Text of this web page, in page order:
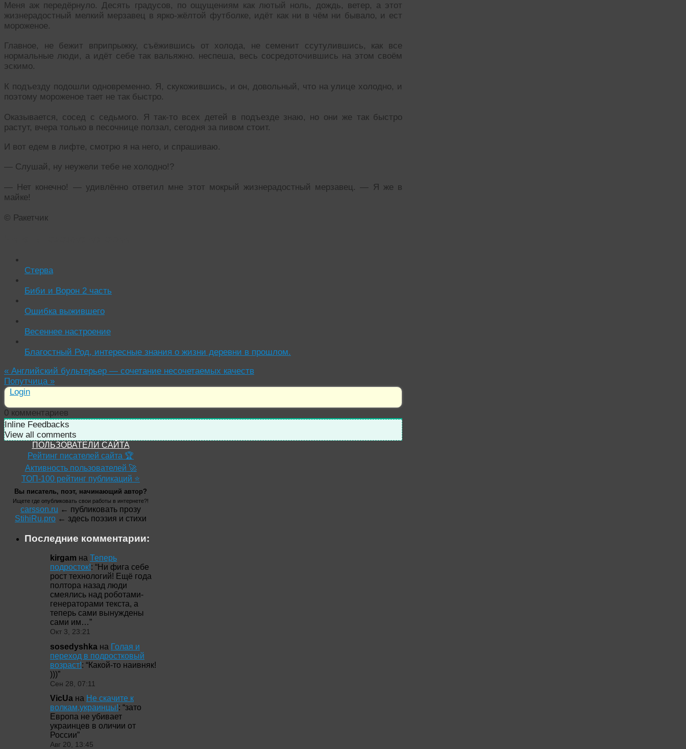
Меня аж передёрнуло. Десять градусов, по ощущениям как лютый ноль, дождь, ветер, а этот
жизнерадостный мелкий мерзавец в ярко-жёлтой футболке, идёт как ни в чём ни бывало, и ест
мороженое.
Главное, не бежит вприпрыжку, съёжившись от холода, не семенит ссутулившись, как все
нормальные люди, а идёт себе так вальяжно. неспеша, весь сосредоточившись на этом своём
эскимо.
К подъезду подошли одновременно. Я, скукожившись, и он, довольный, что на улице холодно, и
поэтому мороженое тает не так быстро.
Оказывается, сосед с седьмого. Я так-то всех детей в подъезде знаю, но они же так быстро
растут, вчера только в песочнице ползал, сегодня за пивом стоит.
И вот едем в лифте, смотрю я на него, и спрашиваю.
— Слушай, ну неужели тебе не холодно!?
— Нет конечно! — удивлённо ответил мне этот мокрый жизнерадостный мерзавец. — Я же в
майке!
© Ракетчик
Стерва
Биби и Ворон 2 часть
Ошибка выжившего
Весеннее настроение
Благостный Род, интересные знания о жизни деревни в прошлом.
« Английский бультерьер — сочетание несочетаемых качеств
Попутчица »
Login
0 комментариев
Inline Feedbacks
View all comments
ПОЛЬЗОВАТЕЛИ САЙТА
Рейтинг писателей сайта 🏆
Активность пользователей 🚀
ТОП-100 рейтинг публикаций ⭐
Вы писатель, поэт, начинающий автор?
Ищете где опубликовать свои работы в интернете?!
carsson.ru ← публиковать прозу
StihiRu.pro ← здесь поэзия и стихи
Последние комментарии:
kirgam на Теперь
подросток!: “Ни фига себе
рост технологий! Ещё года
полтора назад люди
смеялись над роботами-
генераторами текста, а
теперь сами вынуждены
сами им…”
Окт 3, 23:21
sosedyshka на Голая и
переход в подростковый
возраст!: “Какой-то наивняк!
)))”
Сен 28, 07:11
VicUa на Не скачите к
волкам,украинцы!: “зато
Европа не убивает
украинцев в оличии от
России”
Авг 20, 13:45